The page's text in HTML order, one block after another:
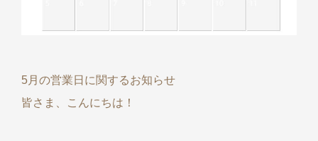
5月の営業日に関するお知らせ
皆さま、こんにちは！